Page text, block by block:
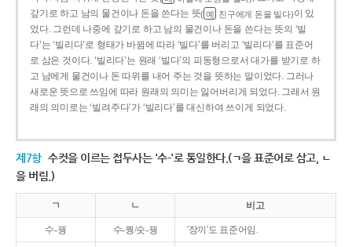
갚기로 하고 남의 물건이나 돈을 쓴다는 뜻( 예 친구에게 돈을 빌다)이 있
었다. 그런데 나중에 갚기로 하고 남의 물건이나 돈을 쓴다는 뜻의 ‘빌
다’는 ‘빌리다’로 형태가 바뀜에 따라 ‘빌다’를 버리고 ‘빌리다’를 표준어
로 삼은 것이다. ‘빌리다’는 원래 ‘빌다’의 피동형으로서 대가를 받기로 하
고 남에게 물건이나 돈 따위를 내어 주는 것을 뜻하는 말이었다. 그러나
새로운 뜻으로 쓰임에 따라 원래의 의미는 잃어버리게 되었다. 그래서 원
래의 의미로는 ‘빌려주다’가 ‘빌리다’를 대신하여 쓰이게 되었다.
제7항 수컷을 이르는 접두사는 '수-'로 통일한다.(ㄱ을 표준어로 삼고, ㄴ
을 버림.)
ㄱ ㄴ 비고
수-꿩 수-퀑/숫-꿩 '장끼'도 표준어임.